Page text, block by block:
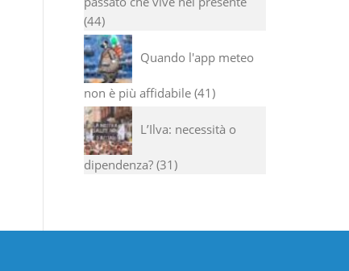
44
Quando l'app meteo
non è più affidabile 41
L’Ilva: necessità o
dipendenza? 31